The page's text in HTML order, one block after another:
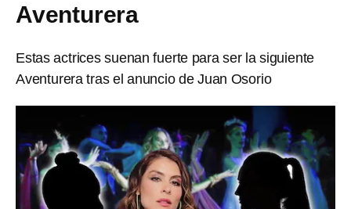
Aventurera
Estas actrices suenan fuerte para ser la siguiente
Aventurera tras el anuncio de Juan Osorio